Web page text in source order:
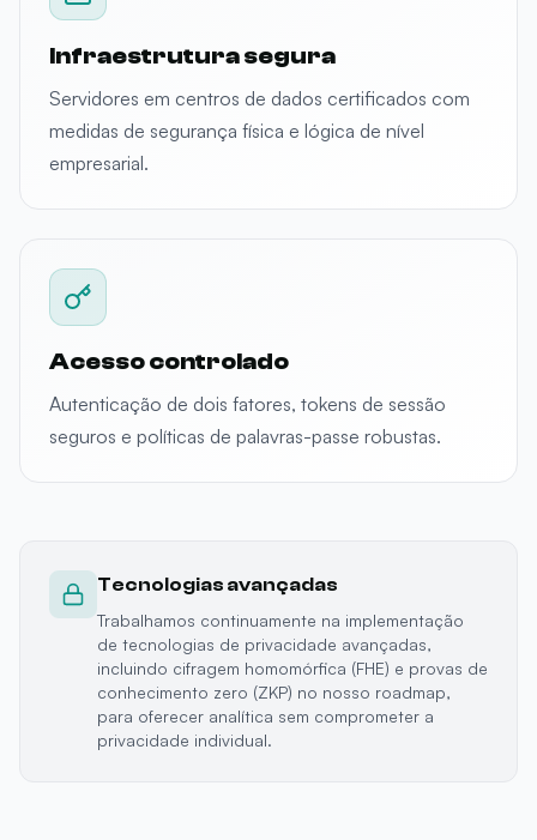
Infraestrutura segura
Servidores em centros de dados certificados com
medidas de segurança física e lógica de nível
empresarial.
Acesso controlado
Autenticação de dois fatores, tokens de sessão
seguros e políticas de palavras-passe robustas.
Tecnologias avançadas
Trabalhamos continuamente na implementação
de tecnologias de privacidade avançadas,
incluindo cifragem homomórfica (FHE) e provas de
conhecimento zero (ZKP) no nosso roadmap,
para oferecer analítica sem comprometer a
privacidade individual.